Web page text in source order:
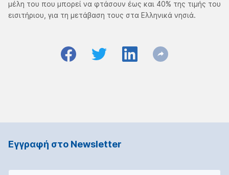
μέλη του που μπορεί να φτάσουν έως και 40% της τιμής του
εισιτήριου, για τη μετάβαση τους στα Ελληνικά νησιά.
Εγγραφή στο Νewsletter